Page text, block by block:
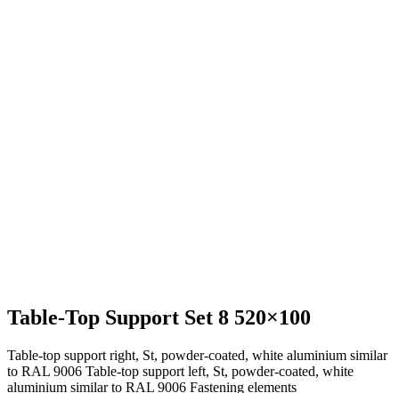
Table-Top Support Set 8 520×100
Table-top support right, St, powder-coated, white aluminium similar
to RAL 9006 Table-top support left, St, powder-coated, white
aluminium similar to RAL 9006 Fastening elements